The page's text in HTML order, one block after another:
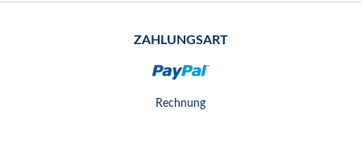
ZAHLUNGSART
Rechnung